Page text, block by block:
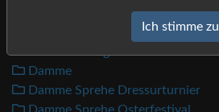
Clifden Stallion Days
Damme
Damme Sprehe Dressurturnier
Ich stimme zu